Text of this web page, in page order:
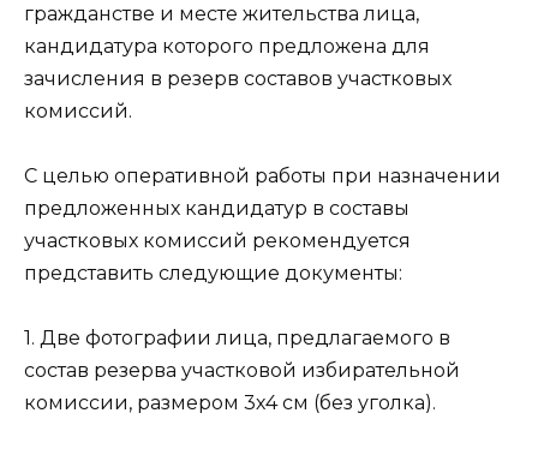
гражданстве и месте жительства лица,
кандидатура которого предложена для
зачисления в резерв составов участковых
комиссий.
С целью оперативной работы при назначении
предложенных кандидатур в составы
участковых комиссий рекомендуется
представить следующие документы:
1. Две фотографии лица, предлагаемого в
состав резерва участковой избирательной
комиссии, размером 3х4 см (без уголка).